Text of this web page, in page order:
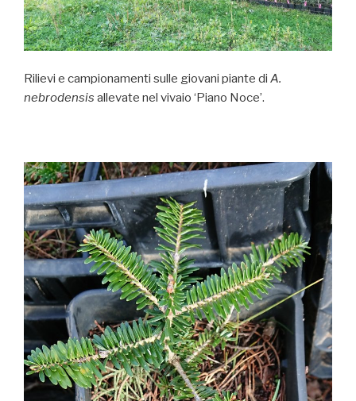
Rilievi e campionamenti sulle giovani piante di A.
nebrodensis allevate nel vivaio ‘Piano Noce’.